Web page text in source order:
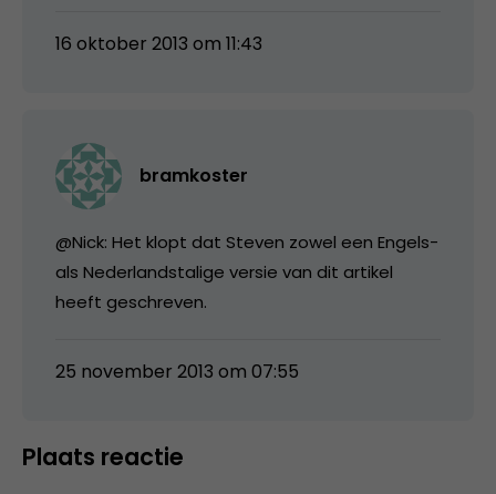
16 oktober 2013 om 11:43
bramkoster
@Nick: Het klopt dat Steven zowel een Engels-
als Nederlandstalige versie van dit artikel
heeft geschreven.
25 november 2013 om 07:55
Plaats reactie